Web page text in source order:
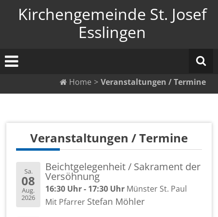
Kirchengemeinde St. Josef
Esslingen
Home > Veranstaltungen / Termine
Ver­an­stal­tun­gen / Ter­mi­ne
Sa.
08
Aug.
2026
Beicht­ge­le­gen­heit / Sa­kra­ment der
Ver­söh­nung
16:30 Uhr - 17:30 Uhr Müns­ter St. Paul
Mit Pfar­rer Ste­fan Möh­ler